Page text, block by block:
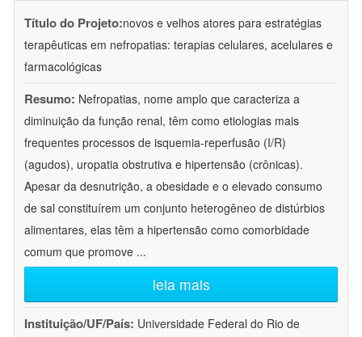
Título do Projeto:novos e velhos atores para estratégias
terapêuticas em nefropatias: terapias celulares, acelulares e
farmacológicas
Resumo: Nefropatias, nome amplo que caracteriza a
diminuição da função renal, têm como etiologias mais
frequentes processos de isquemia-reperfusão (I/R)
(agudos), uropatia obstrutiva e hipertensão (crônicas).
Apesar da desnutrição, a obesidade e o elevado consumo
de sal constituírem um conjunto heterogêneo de distúrbios
alimentares, elas têm a hipertensão como comorbidade
comum que promove ...
leia mais
Instituição/UF/País: Universidade Federal do Rio de